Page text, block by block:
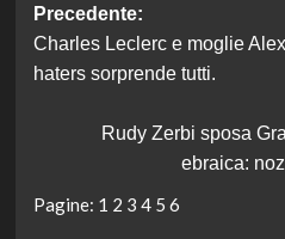
Navigazione
articolo
Precedente:
Charles Leclerc e moglie
haters sorprende tutti.
Rudy Zerbi sposa
ebraica:
Pagine: 1 2 3 4 5 6